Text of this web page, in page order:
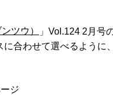
ツウ） 」Vol.124 2月号
合わせて選べるよう
ジ